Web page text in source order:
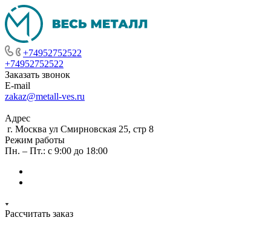
+74952752522
+74952752522
Заказать звонок
E-mail
zakaz@metall-ves.ru
Адрес
г. Москва ул Смирновская 25, стр 8
Режим работы
Пн. – Пт.: с 9:00 до 18:00
Рассчитать заказ